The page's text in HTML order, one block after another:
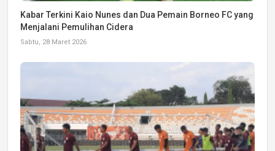
Kabar Terkini Kaio Nunes dan Dua Pemain Borneo FC yang
Menjalani Pemulihan Cidera
Sabtu, 28 Maret 2026